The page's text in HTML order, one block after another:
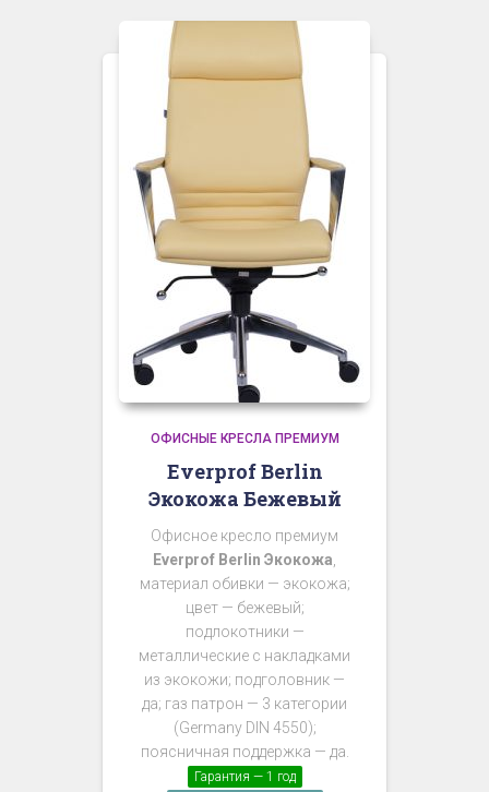
ОФИСНЫЕ КРЕСЛА ПРЕМИУМ
Everprof Berlin
Экокожа Бежевый
Офисное кресло премиум
Everprof Berlin Экокожа
материал обивки — экокожа;
цвет — бежевый;
подлокотники —
металлические с накладками
из экокожи; подголовник —
да; газ патрон — 3 категории
(Germany DIN 4550);
поясничная поддержка — да.
Гарантия — 1 год